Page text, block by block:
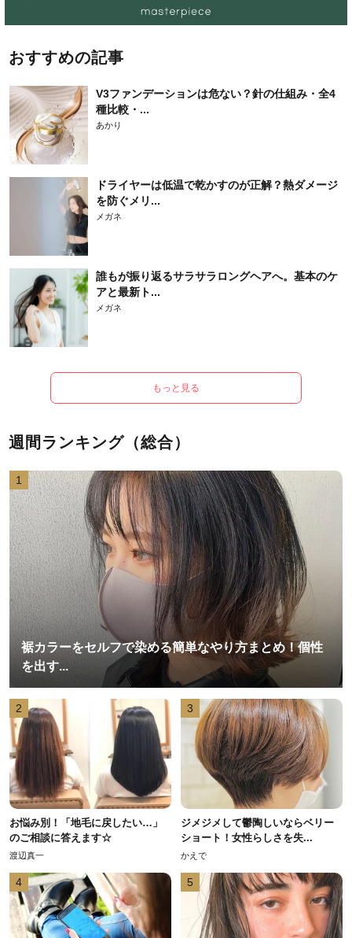
おすすめの記事
V3ファンデーションは危ない？針の仕組み・全4
種比較・...
あかり
ドライヤーは低温で乾かすのが正解？熱ダメージ
を防ぐメリ...
メガネ
誰もが振り返るサラサラロングヘアへ。基本のケ
アと最新ト...
メガネ
もっと見る
週間ランキング（総合）
1
裾カラーをセルフで染める簡単なやり方まとめ！個性
を出す...
2
お悩み別！「地毛に戻したい…」
のご相談に答えます☆
渡辺真一
3
ジメジメして鬱陶しいならベリー
ショート！女性らしさを失...
かえで
4 5